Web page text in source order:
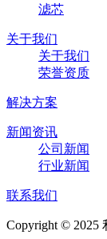
滤芯
关于我们
关于我们
荣誉资质
解决方案
新闻资讯
公司新闻
行业新闻
联系我们
Copyright © 2025